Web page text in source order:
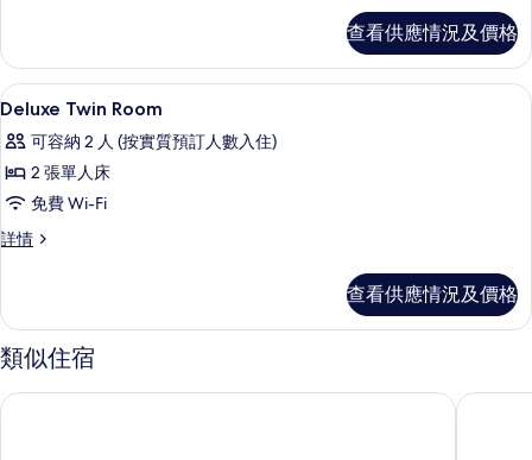
Balcony
的
片
Balcony
詳
情
查看供應情況及價格
載
入
所
有
Deluxe
Twin
相
片
房內夾萬、書桌、手提電腦工作空間
6
Deluxe Twin Room
可容納 2 人 (按實質預訂人數入住)
2 張單人床
免費 Wi-Fi
詳情
Deluxe
情
查看供應情況及價格
類似住宿
利物浦市Maldron酒店 拉艾那